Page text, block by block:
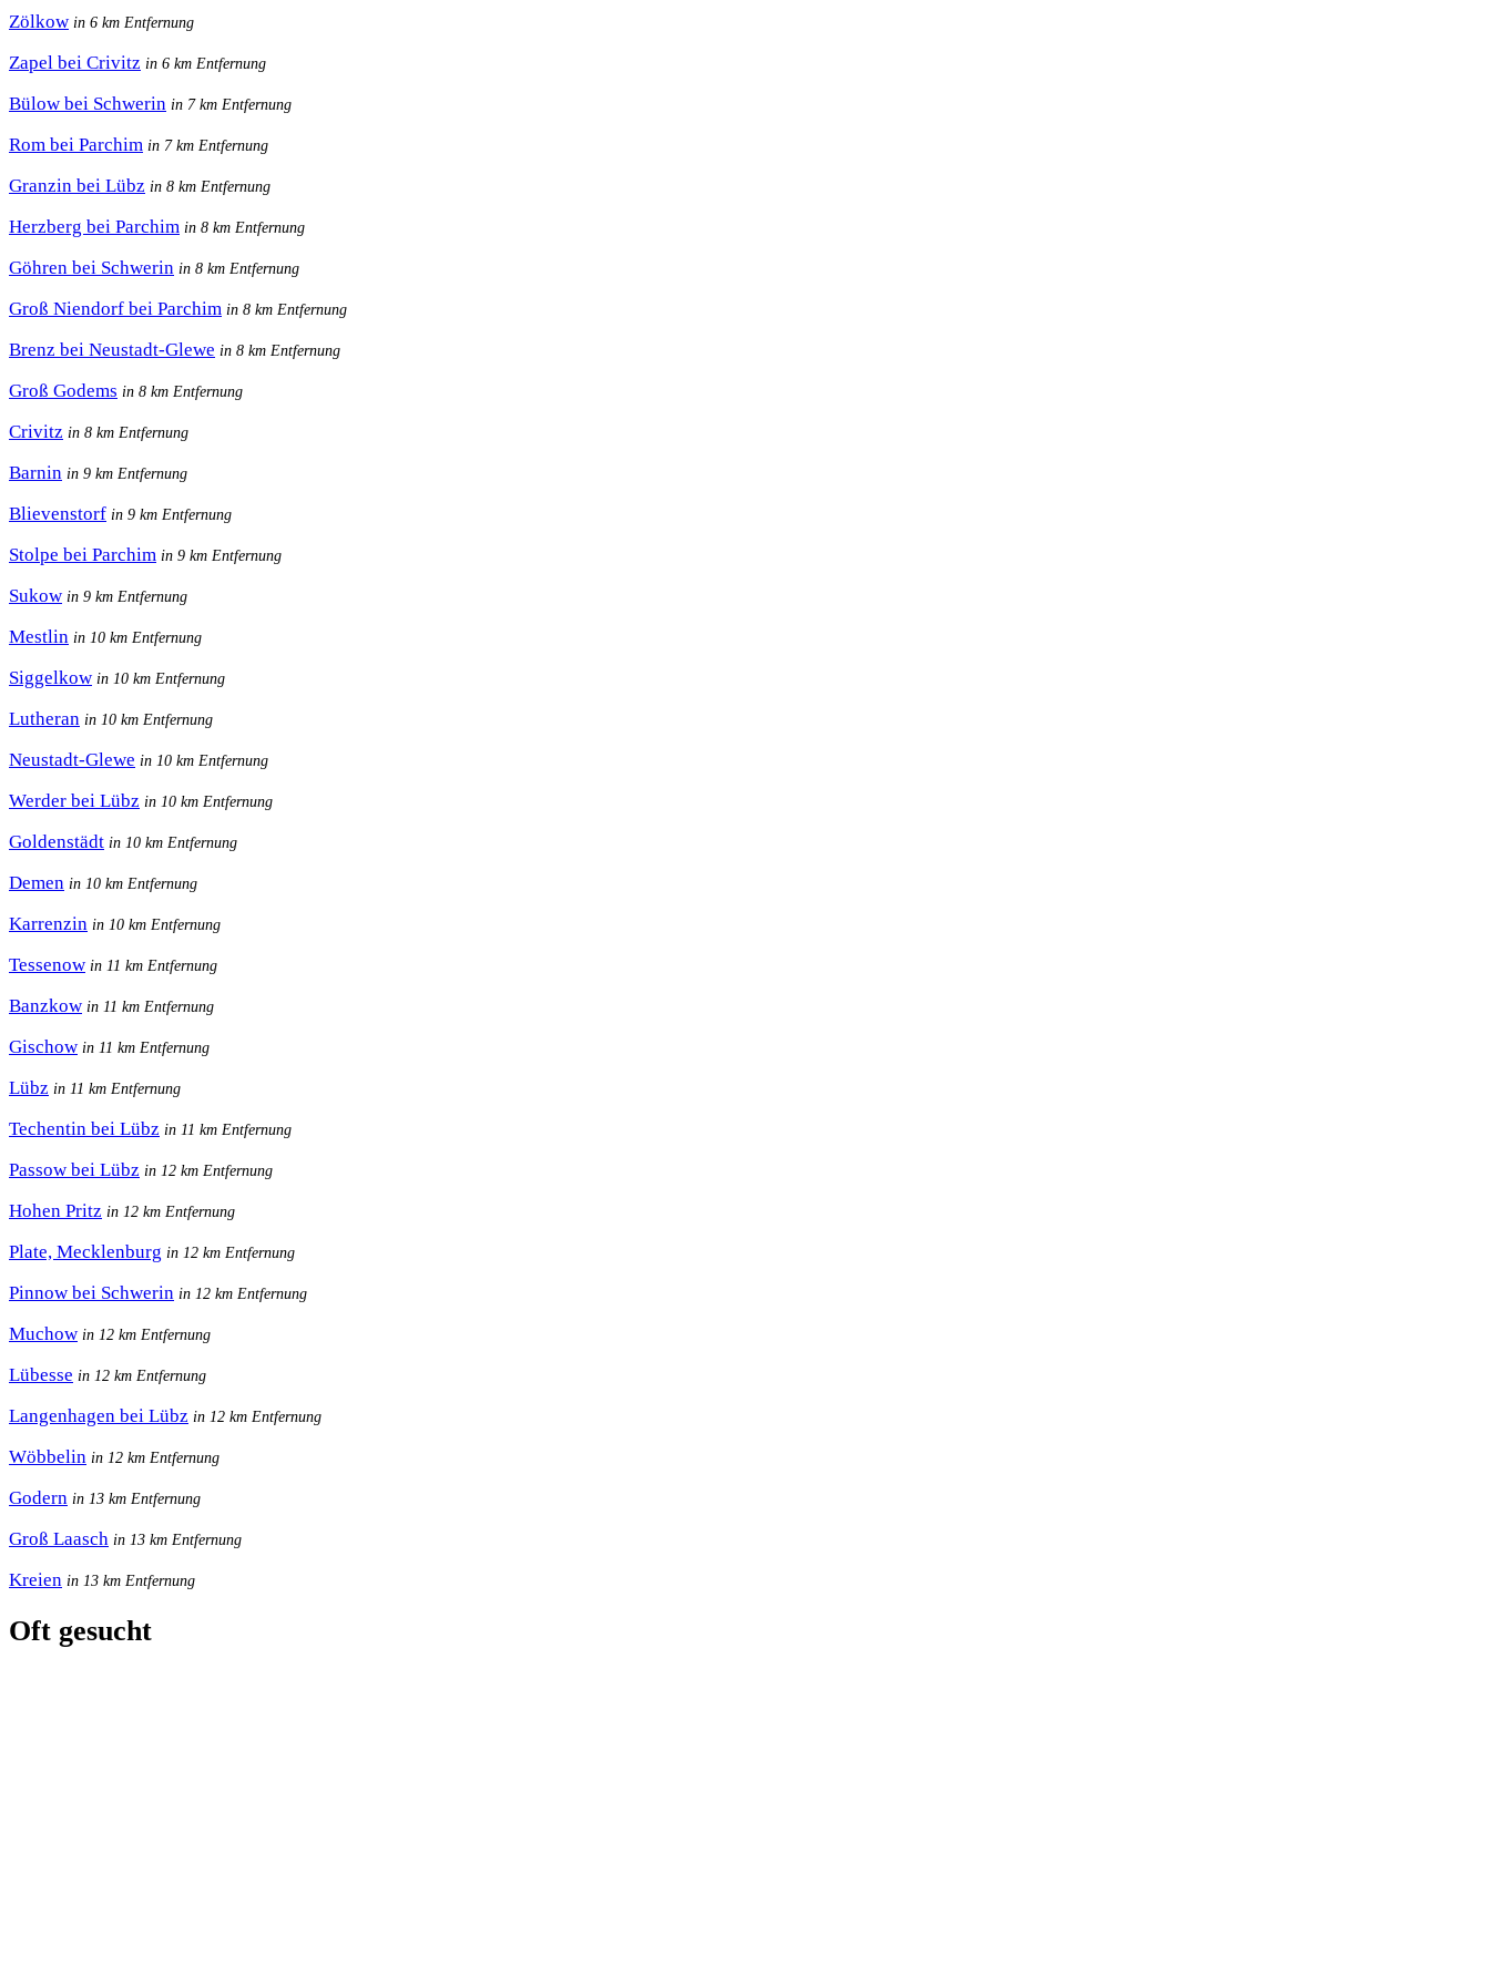
Zölkow in 6 km Entfernung
Zapel bei Crivitz in 6 km Entfernung
Bülow bei Schwerin in 7 km Entfernung
Rom bei Parchim in 7 km Entfernung
Granzin bei Lübz in 8 km Entfernung
Herzberg bei Parchim in 8 km Entfernung
Göhren bei Schwerin in 8 km Entfernung
Groß Niendorf bei Parchim in 8 km Entfernung
Brenz bei Neustadt-Glewe in 8 km Entfernung
Groß Godems in 8 km Entfernung
Crivitz in 8 km Entfernung
Barnin in 9 km Entfernung
Blievenstorf in 9 km Entfernung
Stolpe bei Parchim in 9 km Entfernung
Sukow in 9 km Entfernung
Mestlin in 10 km Entfernung
Siggelkow in 10 km Entfernung
Lutheran in 10 km Entfernung
Neustadt-Glewe in 10 km Entfernung
Werder bei Lübz in 10 km Entfernung
Goldenstädt in 10 km Entfernung
Demen in 10 km Entfernung
Karrenzin in 10 km Entfernung
Tessenow in 11 km Entfernung
Banzkow in 11 km Entfernung
Gischow in 11 km Entfernung
Lübz in 11 km Entfernung
Techentin bei Lübz in 11 km Entfernung
Passow bei Lübz in 12 km Entfernung
Hohen Pritz in 12 km Entfernung
Plate, Mecklenburg in 12 km Entfernung
Pinnow bei Schwerin in 12 km Entfernung
Muchow in 12 km Entfernung
Lübesse in 12 km Entfernung
Langenhagen bei Lübz in 12 km Entfernung
Wöbbelin in 12 km Entfernung
Godern in 13 km Entfernung
Groß Laasch in 13 km Entfernung
Kreien in 13 km Entfernung
Oft gesucht